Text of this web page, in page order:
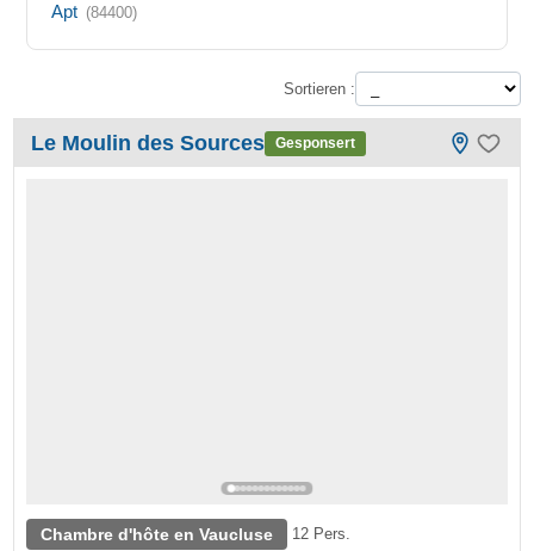
Apt (84400)
Sortieren :
Le Moulin des Sources Gesponsert
Chambre d'hôte en Vaucluse 12 Pers.